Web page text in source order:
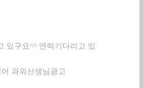
있구요^^ 연락기다리고 있
과외선생님광고